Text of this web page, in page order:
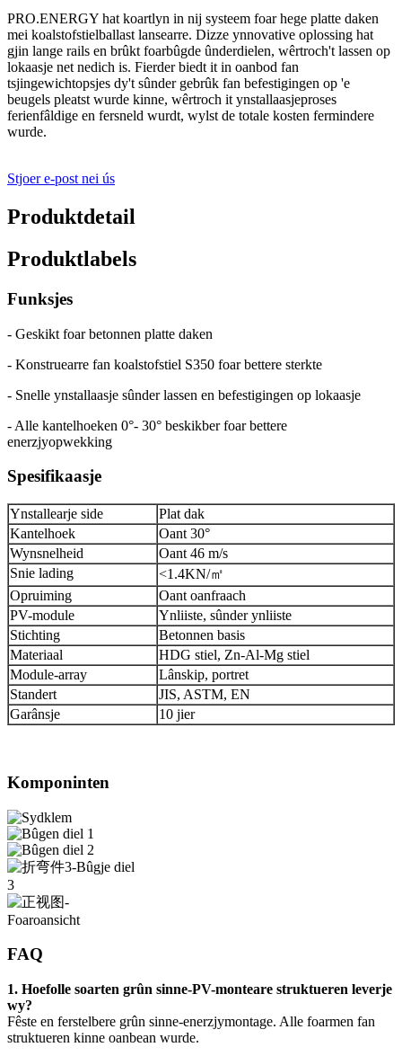
PRO.ENERGY hat koartlyn in nij systeem foar hege platte daken
mei koalstofstielballast lansearre. Dizze ynnovative oplossing hat
gjin lange rails en brûkt foarbûgde ûnderdielen, wêrtroch't lassen op
lokaasje net nedich is. Fierder biedt it in oanbod fan
tsjingewichtopsjes dy't sûnder gebrûk fan befestigingen op 'e
beugels pleatst wurde kinne, wêrtroch it ynstallaasjeproses
ferienfâldige en fersneld wurdt, wylst de totale kosten fermindere
wurde.
Stjoer e-post nei ús
Produktdetail
Produktlabels
Funksjes
- Geskikt foar betonnen platte daken
- Konstruearre fan koalstofstiel S350 foar bettere sterkte
- Snelle ynstallaasje sûnder lassen en befestigingen op lokaasje
- Alle kantelhoeken 0°- 30° beskikber foar bettere
enerzjyopwekking
Spesifikaasje
Ynstallearje side
Plat dak
Kantelhoek
Oant 30°
Wynsnelheid
Oant 46 m/s
Snie lading
<1.4KN/㎡
Opruiming
Oant oanfraach
PV-module
Ynliiste, sûnder ynliiste
Stichting
Betonnen basis
Materiaal
HDG stiel, Zn-Al-Mg stiel
Module-array
Lânskip, portret
Standert
JIS, ASTM, EN
Garânsje
10 jier
Komponinten
FAQ
1. Hoefolle soarten grûn sinne-PV-monteare struktueren leverje
wy?
Fêste en ferstelbere grûn sinne-enerzjymontage. Alle foarmen fan
struktueren kinne oanbean wurde.